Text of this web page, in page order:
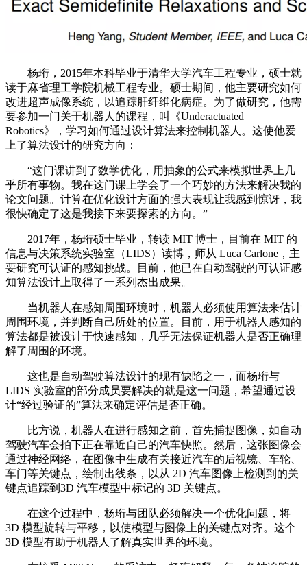
杨珩，2015年本科毕业于清华大学汽车工程专业，硕士就
读于麻省理工学院机械工程专业。硕士期间，他主要研究如何
改进超声成像系统，以追踪肝纤维化病症。为了做研究，他需
要参加一门关于机器人的课程，叫《Underactuated
Robotics》，学习如何通过设计算法来控制机器人。这使他爱
上了算法设计的研究方向：
“这门课讲到了数学优化，用抽象的公式来模拟世界上几
乎所有事物。我在这门课上学会了一个巧妙的方法来解决我的
论文问题。计算在优化设计方面的强大表现让我感到惊讶，我
很快确定了这是我接下来要探索的方向。”
2017年，杨珩硕士毕业，转读 MIT 博士，目前在 MIT 的
信息与决策系统实验室（LIDS）读博，师从 Luca Carlone，主
要研究可认证的感知挑战。目前，他已在自动驾驶的可认证感
知算法设计上取得了一系列杰出成果。
当机器人在感知周围环境时，机器人必须使用算法来估计
周围环境，并判断自己所处的位置。目前，用于机器人感知的
算法都是被设计于快速感知，几乎无法保证机器人是否正确理
解了周围的环境。
这也是自动驾驶算法设计的现有缺陷之一，而杨珩与
LIDS 实验室的部分成员要解决的就是这一问题，希望通过设
计“经过验证的”算法来确定评估是否正确。
比方说，机器人在进行感知之前，首先捕捉图像，如自动
驾驶汽车会拍下正在靠近自己的汽车快照。然后，这张图像会
通过神经网络，在图像中生成有关接近汽车的后视镜、车轮、
车门等关键点，绘制出线条，以从 2D 汽车图像上检测到的关
键点追踪到3D 汽车模型中标记的 3D 关键点。
在这个过程中，杨珩与团队必须解决一个优化问题，将
3D 模型旋转与平移，以使模型与图像上的关键点对齐。这个
3D 模型有助于机器人了解真实世界的环境。